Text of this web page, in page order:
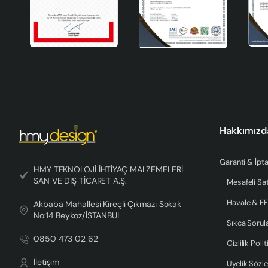
Voire Handmade Dekoratif Seramik Vazo'nun bakımı
Tozlanma: Yumuşak bir bezle düzenli olarak tozunu
Voire Handmade Dekoratif Seramik Vazo, evinizin her
vazolar, yaşam alanlarınızı kişiselleştirmenin ve stil sahibi
tasarımıyla bu vazo, evinizin vazgeçilmez bir parçası
HMY TEKNOLOJİ İHTİYAÇ MALZEMELERİ
SAN VE DIŞ TİCARET A.Ş.
Akbaba Mahallesi Kireçli Çıkmazı Sokak
No:14 Beykoz/İSTANBUL
0850 473 02 62
İletişim
Garanti &
Mesafeli
Havale &
Sıkca
Gizlilik
Üyelik